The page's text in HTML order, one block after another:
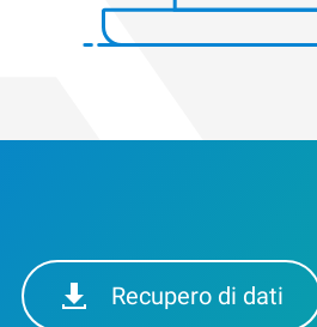
Recupero di dati